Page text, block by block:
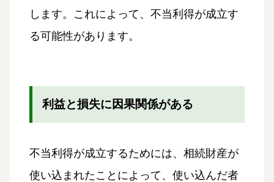
します。これによって、不当利得が成立す
る可能性があります。
利益と損失に因果関係がある
不当利得が成立するためには、相続財産が
使い込まれたことによって、使い込んだ者